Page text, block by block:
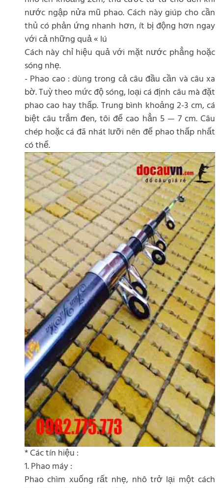
nước ngập nửa mũ phao. Cách này giúp cho cần
thủ có phản ứng nhanh hơn, ít bị động hơn ngay
với cả những quả « lú
Cách này chỉ hiệu quả với mặt nước phẳng hoặc
sóng nhẹ.
- Phao cao : dùng trong cả câu đầu cần và câu xa
bờ. Tuỳ theo mức độ sóng, loại cá định câu mà đặt
phao cao hay thấp. Trung bình khoảng 2-3 cm, cá
biệt câu trắm đen, tôi để cao hẳn 5 — 7 cm. Câu
chép hoặc cá đã nhát lưỡi nên để phao thấp nhất
có thể.
* Các tín hiệu :
1. Phao máy :
Phao chìm xuống rất nhẹ, nhô trở lại một cách